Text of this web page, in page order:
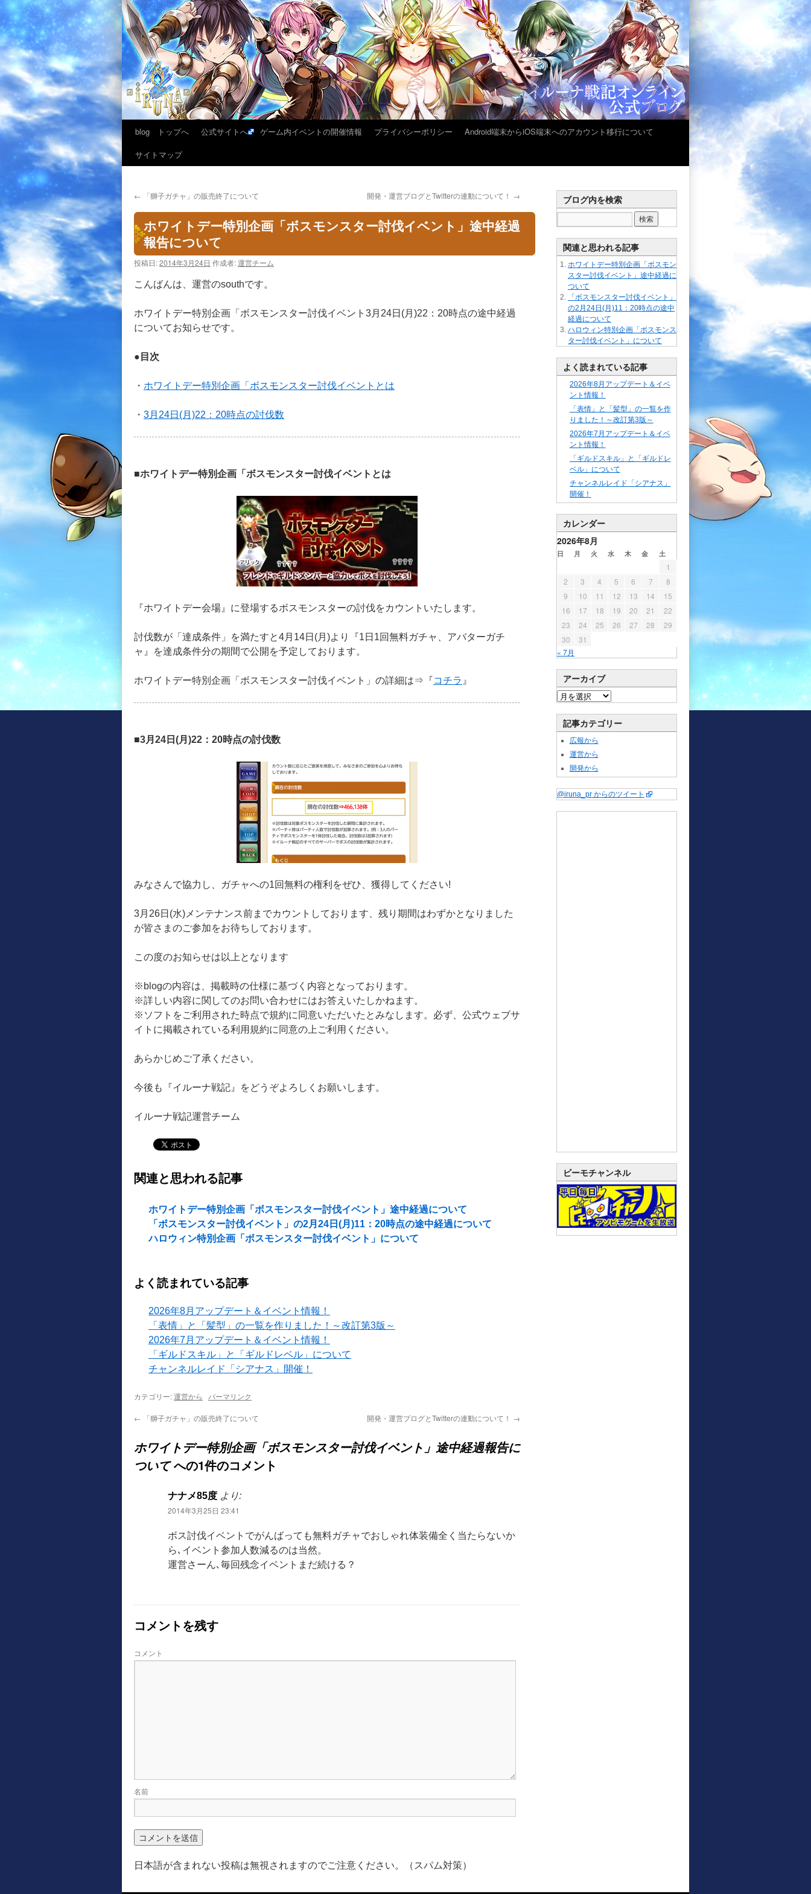
blog トップへ 公式サイトへ ゲーム内イベントの開催情報 プライバシーポリシー
Android端末からiOS端末へのアカウント移行について
サイトマップ
← 「獅子ガチャ」の販売終了について 開発・運営ブログとTwitterの連動について！ →
ホワイトデー特別企画「ボスモンスター討伐イベント」途中経過
報告について
投稿日:2014年3月24日 作成者:運営チーム
こんばんは、運営のsouthです。
ホワイトデー特別企画「ボスモンスター討伐イベント3月24日(月)22：20時点の途中経過
についてお知らせです。
●目次
・ ホワイトデー特別企画「ボスモンスター討伐イベントとは
・ 3月24日(月)22：20時点の討伐数
■ホワイトデー特別企画「ボスモンスター討伐イベントとは
『ホワイトデー会場』に登場するボスモンスターの討伐をカウントいたします。
討伐数が「達成条件」を満たすと4月14日(月)より『1日1回無料ガチャ、アバターガチ
ャ』を達成条件分の期間で公開を予定しております。
ホワイトデー特別企画「ボスモンスター討伐イベント」の詳細は⇒『コチラ 』
■3月24日(月)22：20時点の討伐数
みなさんで協力し、ガチャへの1回無料の権利をぜひ、獲得してください!
3月26日(水)メンテナンス前までカウントしております、残り期間はわずかとなりました
が皆さまのご参加をお待ちしております。
この度のお知らせは以上となります
※blogの内容は、掲載時の仕様に基づく内容となっております。
※詳しい内容に関してのお問い合わせにはお答えいたしかねます。
※ソフトをご利用された時点で規約に同意いただいたとみなします。必ず、公式ウェブサ
イトに掲載されている利用規約に同意の上ご利用ください。
あらかじめご了承ください。
今後も『イルーナ戦記』をどうぞよろしくお願いします。
イルーナ戦記運営チーム
関連と思われる記事
ホワイトデー特別企画「ボスモンスター討伐イベント」途中経過について
「ボスモンスター討伐イベント」の2月24日(月)11：20時点の途中経過について
ハロウィン特別企画「ボスモンスター討伐イベント」について
よく読まれている記事
2026年8月アップデート＆イベント情報！
「表情」と「髪型」の一覧を作りました！～改訂第3版～
2026年7月アップデート＆イベント情報！
「ギルドスキル」と「ギルドレベル」について
チャンネルレイド「シアナス」開催！
カテゴリー:運営から パーマリンク
← 「獅子ガチャ」の販売終了について 開発・運営ブログとTwitterの連動について！ →
ホワイトデー特別企画「ボスモンスター討伐イベント」途中経過報告に
ついてへの1件のコメント
ナナメ85度 より:
2014年3月25日 23:41
ボス討伐イベントでがんばっても無料ガチャでおしゃれ体装備全く当たらないか
ら､イベント参加人数減るのは当然。
運営さーん､毎回残念イベントまだ続ける？
コメントを残す
コメント
名前
日本語が含まれない投稿は無視されますのでご注意ください。（スパム対策）
ブログ内を検索
関連と思われる記事
ホワイトデー特別企画「ボスモン
スター討伐イベント」途中経過に
ついて
「ボスモンスター討伐イベント」
の2月24日(月)11：20時点の途中
経過について
ハロウィン特別企画「ボスモンス
ター討伐イベント」について
よく読まれている記事
2026年8月アップデート＆イベ
ント情報！
「表情」と「髪型」の一覧を作
りました！～改訂第3版～
2026年7月アップデート＆イベ
ント情報！
「ギルドスキル」と「ギルドレ
ベル」について
チャンネルレイド「シアナス」
開催！
カレンダー
2026年8月
日 月 火 水 木 金 土
« 7月
1
2
3 4 5 6 7
8
9
10 11 12 13 14
15
16
17 18 19 20 21
22
23
24 25 26 27 28
29
30
31
アーカイブ
記事カテゴリー
広報から
運営から
開発から
@iruna_pr からのツイート
ビーモチャンネル